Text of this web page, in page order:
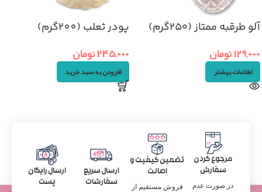
آلو طرقبه ممتاز (۲۵۰گرم)
۱۲۹,۰۰۰تومان
اطلاعات بیشتر
پودر ثعلب (200گرم)
۲۴۵,۰۰۰تومان
افزودن به سبد خرید
مرجوع کردن
سفارش
در صورت عدم
تضمین کیفیت و
اصالت
فروش مستقیم از
ارسال سریع
سفارشات
ارسال رایگان
پست